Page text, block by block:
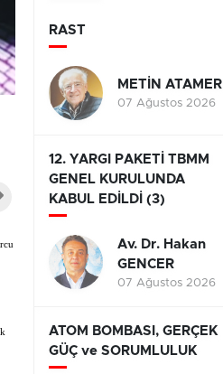
RAST
METİN ATAMER
07 Ağustos 2026
12. YARGI PAKETİ TBMM
GENEL KURULUNDA
KABUL EDİLDİ (3)
Av. Dr. Hakan
GENCER
07 Ağustos 2026
ATOM BOMBASI, GERÇEK
GÜÇ ve SORUMLULUK